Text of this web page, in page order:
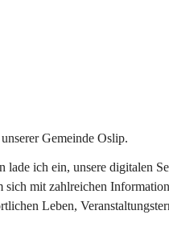
Gemeinde Oslip.
lade ich ein, unsere digitalen
sich mit zahlreichen
Leben,